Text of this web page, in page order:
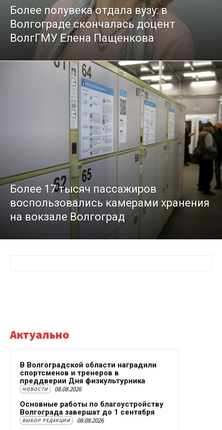
Более полувека отдала вузу: в
Волгограде скончалась доцент
ВолгГМУ Елена Пащенкова
Более 17 тысяч пассажиров
воспользовались камерами хранения
на вокзале Волгоград
Актуально
В Волгоградской области наградили
спортсменов и тренеров в
преддверии Дня физкультурника
НОВОСТИ 08.08.2026
Основные работы по благоустройству
Волгограда завершат до 1 сентября
ВЫБОР РЕДАКЦИИ 08.08.2026